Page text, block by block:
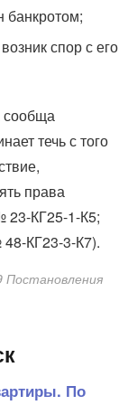
банкротом;
спор с его
сообща
течь с того
права
КГ25-1-К5;
КГ23-3-К7).
По